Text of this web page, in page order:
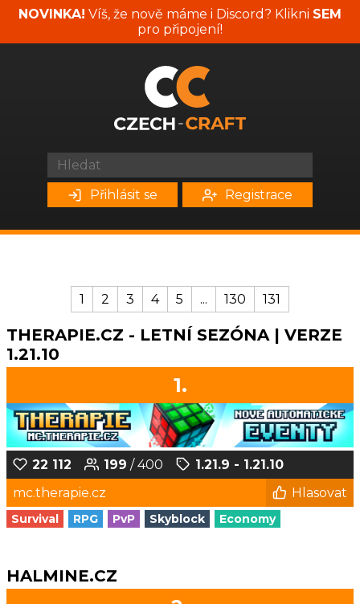
NOVINKA! Víš, že nově máme i Discord? Klikni SEM
pro připojení!
Přihlásit se Registrace
1 2 3 4 5 ... 130 131
THERAPIE.CZ - LETNÍ SEZÓNA | VERZE
1.21.10
1.
22 112 199 / 400
1.21.9 - 1.21.10
mc.therapie.cz
Hlasovat
Survival RPG PvP Skyblock Economy
HALMINE.CZ